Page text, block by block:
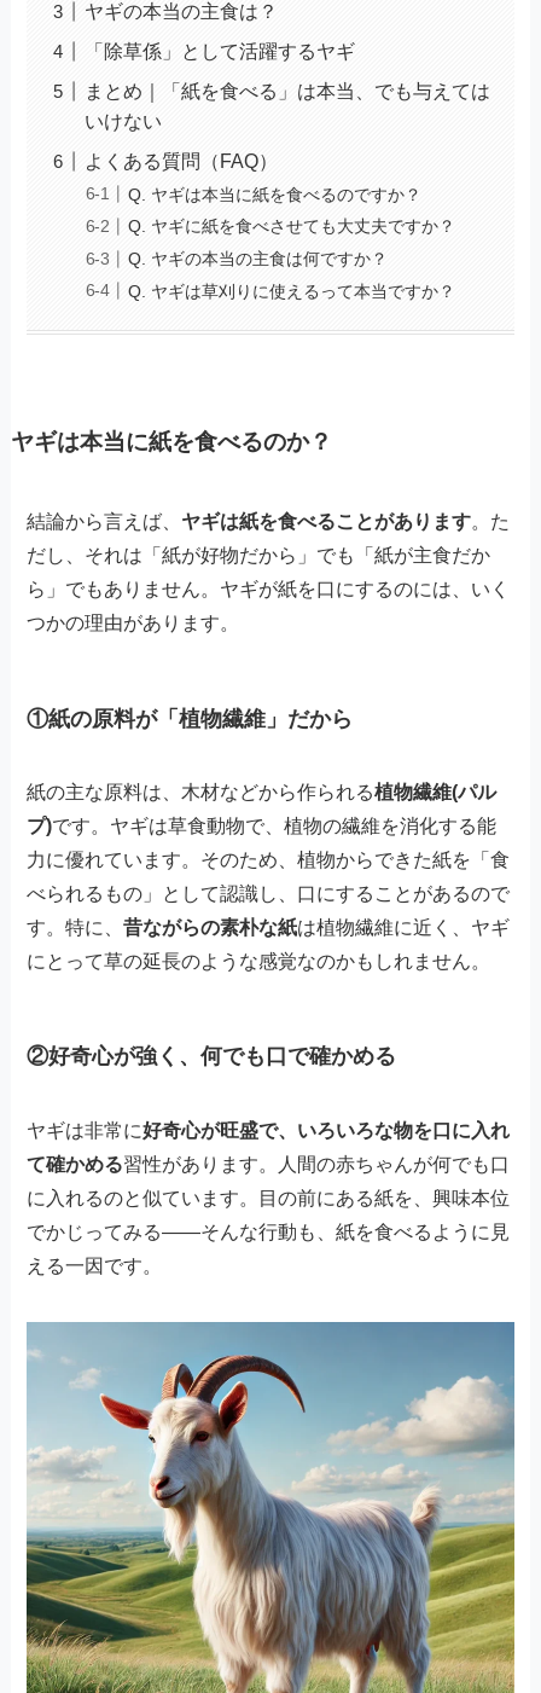
ヤギの本当の主食は？
「除草係」として活躍するヤギ
まとめ｜「紙を食べる」は本当、でも与えては
いけない
よくある質問（FAQ）
Q. ヤギは本当に紙を食べるのですか？
Q. ヤギに紙を食べさせても大丈夫ですか？
Q. ヤギの本当の主食は何ですか？
Q. ヤギは草刈りに使えるって本当ですか？
ヤギは本当に紙を食べるのか？
結論から言えば、 ヤギは紙を食べることがあります。た
だし、それは「紙が好物だから」でも「紙が主食だか
ら」でもありません。ヤギが紙を口にするのには、いく
つかの理由があります。
①紙の原料が「植物繊維」だから
紙の主な原料は、木材などから作られる植物繊維(パル
プ)です。ヤギは草食動物で、植物の繊維を消化する能
力に優れています。そのため、植物からできた紙を「食
べられるもの」として認識し、口にすることがあるので
す。特に、昔ながらの素朴な紙は植物繊維に近く、ヤギ
にとって草の延長のような感覚なのかもしれません。
②好奇心が強く、何でも口で確かめる
ヤギは非常に好奇心が旺盛で、いろいろな物を口に入れ
て確かめる習性があります。人間の赤ちゃんが何でも口
に入れるのと似ています。目の前にある紙を、興味本位
でかじってみる——そんな行動も、紙を食べるように見
える一因です。